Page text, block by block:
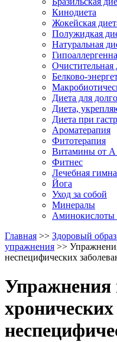
Кинодиета
Жокейская
Полужидкая
Натуральная
Очистительная
Белково-
Диета для
Диета,
Диета при
Ароматерапия
Фитотерапия
Витамины от
Фитнес
Лечебная
Йога
Уход за собой
Минералы
Аминокислоты
Главная >> Здоровый
упражнения >>
неспецифических
Упражнения
хронических